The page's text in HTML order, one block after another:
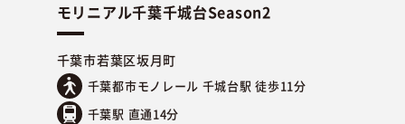
モリニアル千葉千城台Season2
千葉市若葉区坂月町
千葉都市モノレール 千城台駅 徒歩11分
千葉駅 直通14分